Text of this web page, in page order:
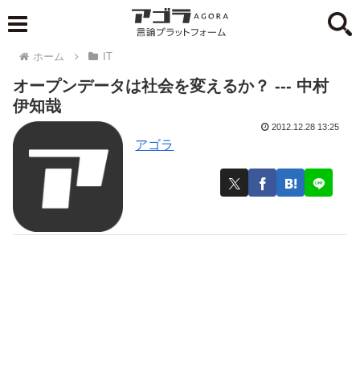
ホーム IT
オープンデータは社会を変えるか？ --- 中村
伊知哉
アゴラ
2012.12.28 13:25